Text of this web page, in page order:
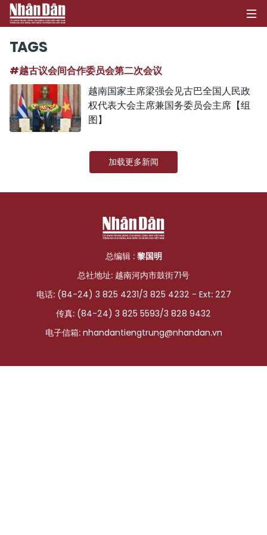
政治
社会
环保
文化
体育
国际
旅游
友谊桥梁
史海
TAGS
#越古议会间合作委员会第二次会议
越南国家主席梁强会见古巴全国人民政
权代表大会主席兼国务委员会主席【组
图】
加载更多新闻
总编辑 : 黎国明
总社地址: 越南河内市鼓街71号
电话: (84-24) 3 825 4231/3 825 4232 - Ext: 227
传真: (84-24) 3 825 5593/3 828 9432
电子信箱: nhandantiengtrung@nhandan.vn